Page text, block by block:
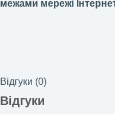
межами мережі
Відгуки (0)
Відгуки